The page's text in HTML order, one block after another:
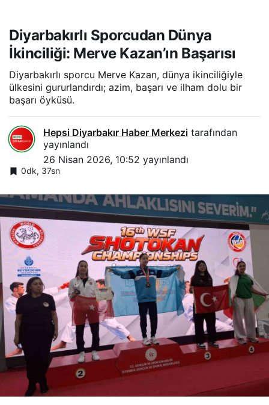
Diyarbakırlı Sporcudan Dünya
İkinciliği: Merve Kazan’ın Başarısı
Diyarbakırlı sporcu Merve Kazan, dünya ikinciliğiyle
ülkesini gururlandırdı; azim, başarı ve ilham dolu bir
başarı öyküsü.
Hepsi Diyarbakır Haber Merkezi tarafından
yayınlandı
26 Nisan 2026, 10:52 yayınlandı
0dk, 37sn